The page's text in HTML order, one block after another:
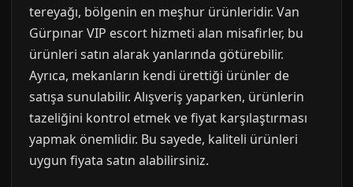
tereyağı, bölgenin en meşhur ürünleridir. Van
Gürpınar VIP escort hizmeti alan misafirler, bu
ürünleri satın alarak yanlarında götürebilir.
Ayrıca, mekanların kendi ürettiği ürünler de
satışa sunulabilir. Alışveriş yaparken, ürünlerin
tazeliğini kontrol etmek ve fiyat karşılaştırması
yapmak önemlidir. Bu sayede, kaliteli ürünleri
uygun fiyata satın alabilirsiniz.